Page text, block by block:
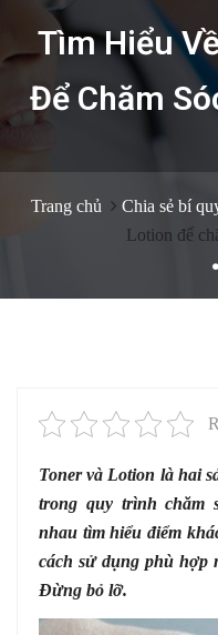
Tìm Hiểu
Để Chăm
Trang chủ Chia sẻ bí
Lotion để
Toner và Lotion là hai
trong quy trình chăm
nhau tìm hiểu điểm
cách sử dụng phù hợp
Đừng bỏ lỡ.